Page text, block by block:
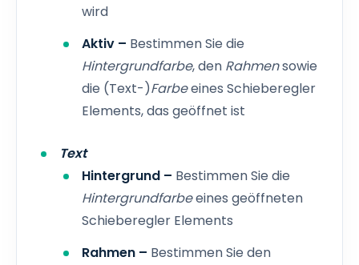
wird
Aktiv – Bestimmen Sie die
Hintergrundfarbe, den Rahmensowie
die (Text-)Farbeeines Schieberegler
Elements, das geöffnet ist
Text
Hintergrund – Bestimmen Sie die
Hintergrundfarbeeines geöffneten
Schieberegler Elements
Rahmen – Bestimmen Sie den